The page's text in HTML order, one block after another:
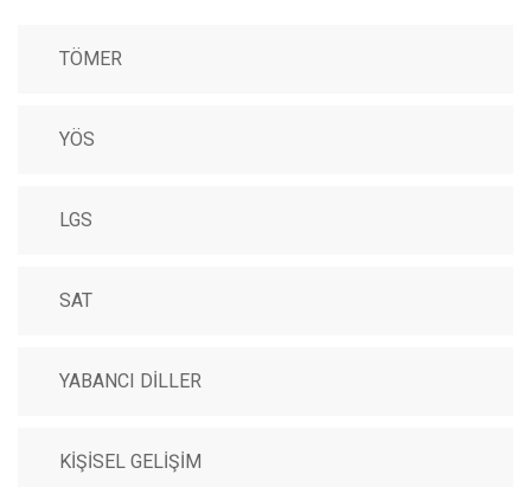
TÖMER
YÖS
LGS
SAT
YABANCI DİLLER
KİŞİSEL GELİŞİM